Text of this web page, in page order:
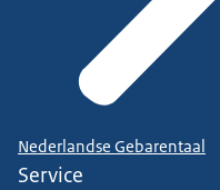
Nederlandse Gebarentaal
Service